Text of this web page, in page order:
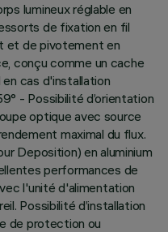
lumineux réglable en
de fixation en fil
et de pivotement en
conçu comme un cache
cas d'installation
- Possibilité d’orientation
optique avec source
maximal du flux.
Deposition) en aluminium
performances de
l'unité d'alimentation
Possibilité d’installation
de protection ou